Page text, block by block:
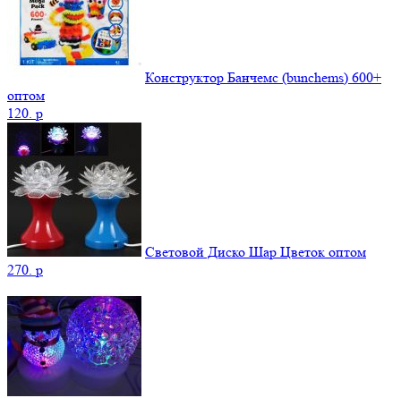
Конструктор Банчемс (bunchems) 600+
оптом
120. p
Световой Диско Шар Цветок оптом
270. p